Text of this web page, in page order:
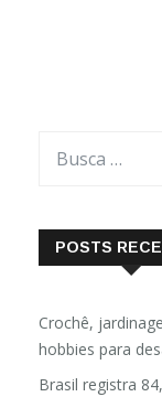
POSTS
Crochê,
hobbies para
Brasil registra